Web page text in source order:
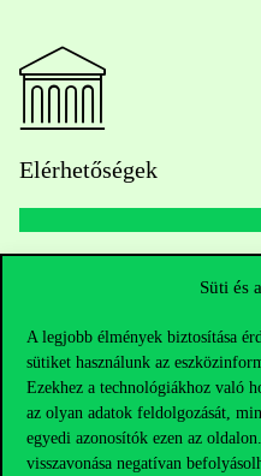
Süti és
A legjobb élmények biztosítása
sütiket használunk az
Ezekhez a technológiákhoz való
az olyan adatok feldolgozását,
egyedi azonosítók ezen az
visszavonása negatívan
Elérhetőségek
Kérdésed van a felvételivel
Oktatói elérhetőségek
HUB jelenlegi hallgatóinknak